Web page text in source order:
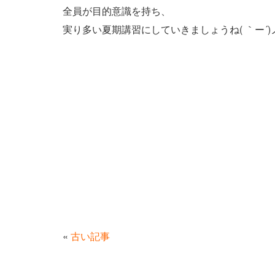
全員が目的意識を持ち、
実り多い夏期講習にしていきましょうね( ｀ー´)
« 古い記事